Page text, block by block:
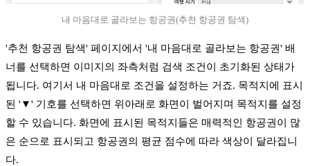
내 마음대로 골라보는 항공권(추천 항공권 탐색)
'추천 항공권 탐색' 페이지에서 '내 마음대로 골라보는 항공권' 배
너를 선택하면 이미지의 좌측처럼 검색 조건이 초기화된 상태가
됩니다. 여기서 내 마음대로 조건을 설정하는 거죠. 목적지에 표시
된 '▼' 기호를 선택하면 위아래로 화면이 벌어지며 목적지를 설정
할 수 있습니다. 화면에 표시된 목적지들은 매력적인 항공권이 많
은 순으로 표시되고 항공권의 평균 점수에 따라 색상이 달라집니
다.